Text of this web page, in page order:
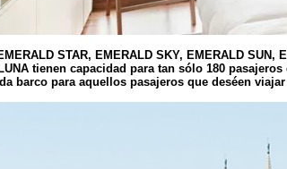
STAR, EMERALD SKY, EMERALD SUN,
tienen capacidad para tan sólo 180
barco para aquellos pasajeros que deséen